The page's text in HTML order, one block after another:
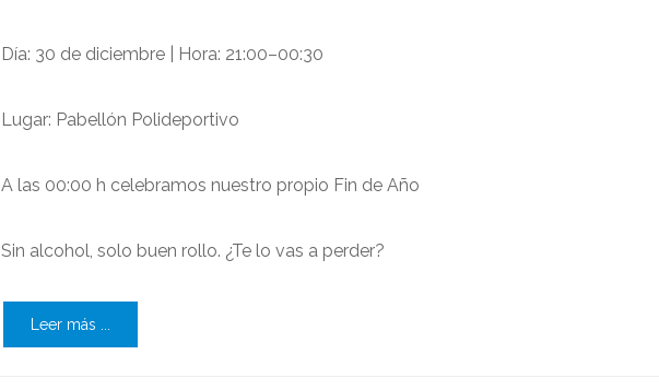
Día: 30 de diciembre | Hora: 21:00–00:30
Lugar: Pabellón Polideportivo
A las 00:00 h celebramos nuestro propio Fin de Año
Sin alcohol, solo buen rollo. ¿Te lo vas a perder?
Leer más ...